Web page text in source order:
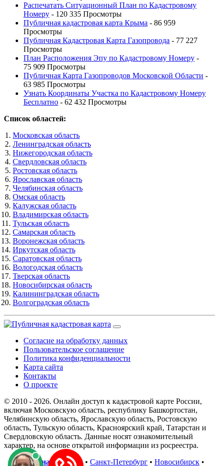
Распечатать Ситуационный План по Кадастровому
Номеру - 120 335 Просмотры
Публичная кадастровая карта Крыма - 86 959
Просмотры
Публичная Кадастровая Карта Газопровода - 77 227
Просмотры
План Расположения Эпу по Кадастровому Номеру -
75 909 Просмотры
Публичная Карта Газопроводов Московской Области -
63 985 Просмотры
Узнать Координаты Участка по Кадастровому Номеру
Бесплатно - 62 432 Просмотры
Список областей:
Московская область
Ленинградская область
Нижегородская область
Свердловская область
Ростовская область
Ярославская область
Челябинская область
Омская область
Калужская область
Владимирская область
Тульская область
Самарская область
Воронежская область
Иркутская область
Саратовская область
Вологодская область
Тверская область
Новосибирская область
Калининградская область
Волгоградская область
Согласие на обработку данных
Пользовательское соглашение
Политика конфиденциальности
Карта сайта
Контакты
О проекте
© 2010 - 2026. Онлайн доступ к кадастровой карте России,
включая Московскую область, республику Башкортостан,
Челябинскую область, Ярославскую область, Ростовскую
область, Тульскую область, Красноярский край, Татарстан и
Свердловскую область. Данные носят ознакомительный
характер, на основе открытой информации из росреестра.
В регионах :Москва• Санкт-Петербург • Новосибирск •